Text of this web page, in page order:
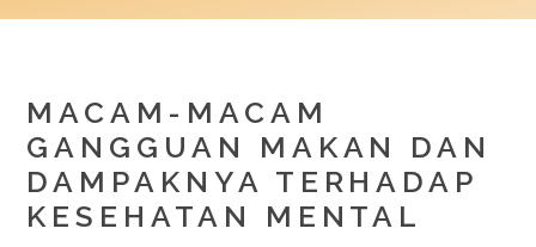
MACAM-MACAM
GANGGUAN MAKAN DAN
DAMPAKNYA TERHADAP
KESEHATAN MENTAL